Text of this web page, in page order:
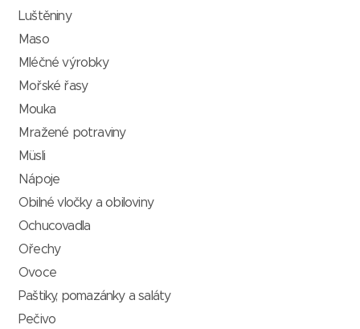
Luštěniny
Maso
Mléčné výrobky
Mořské řasy
Mouka
Mražené potraviny
Müsli
Nápoje
Obilné vločky a obiloviny
Ochucovadla
Ořechy
Ovoce
Paštiky, pomazánky a saláty
Pečivo